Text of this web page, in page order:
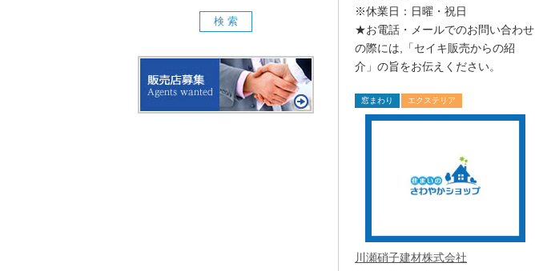
※休業日：日曜・祝日
★お電話・メールでのお問い合わせ
の際には,「セイキ販売からの紹
介」の旨をお伝えください。
窓まわり エクステリア
川瀬硝子建材株式会社